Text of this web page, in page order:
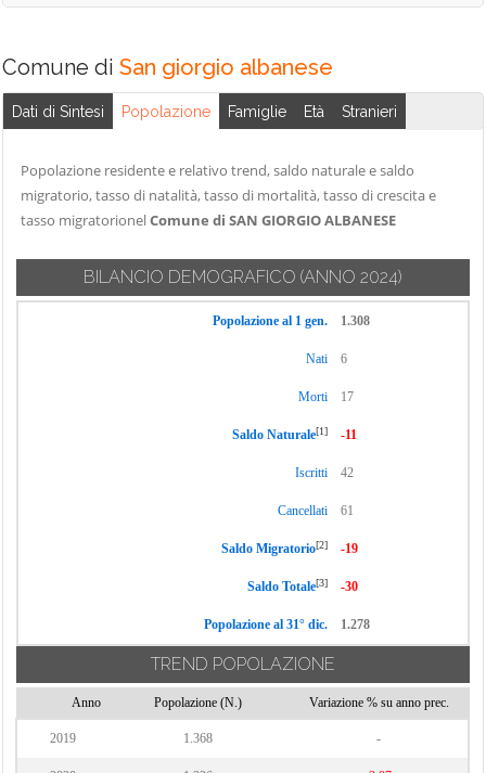
Cariati
Carolei
Carpanzano
Casali del Manco
Cassano all'Ionio
Castiglione
Cosentino
Castrolibero
Corigliano-
Mandatoriccio
Mangone
Marano
Marano
Principato
Mendicino
Mongrassano
Paola
Papasidero
San Marco
Argentano
Finita
San Nicola Arcella
San Pietro in
San Pietro in
Guarano
Sangineto
Sant'Agata di
Albanese
Santa Domenica
Cedro
Santa Sofia
d'Epiro
Comune di San giorgio albanese
Dati di Sintesi Popolazione Famiglie Età Stranieri
Popolazione residente e relativo trend, saldo naturale e saldo
migratorio, tasso di natalità, tasso di mortalità, tasso di crescita e
tasso migratorionelComune di SAN GIORGIO ALBANESE
BILANCIO DEMOGRAFICO (ANNO 2024)
Popolazione al 1 gen. 1.308
Nati 6
Morti 17
Saldo Naturale[1] -11
Iscritti 42
Cancellati 61
Saldo Migratorio[2] -19
Saldo Totale[3] -30
Popolazione al 31° dic. 1.278
TREND POPOLAZIONE
Anno Popolazione (N.) Variazione % su anno prec.
2019 1.368 -